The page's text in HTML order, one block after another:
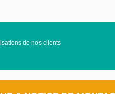
de nos clients